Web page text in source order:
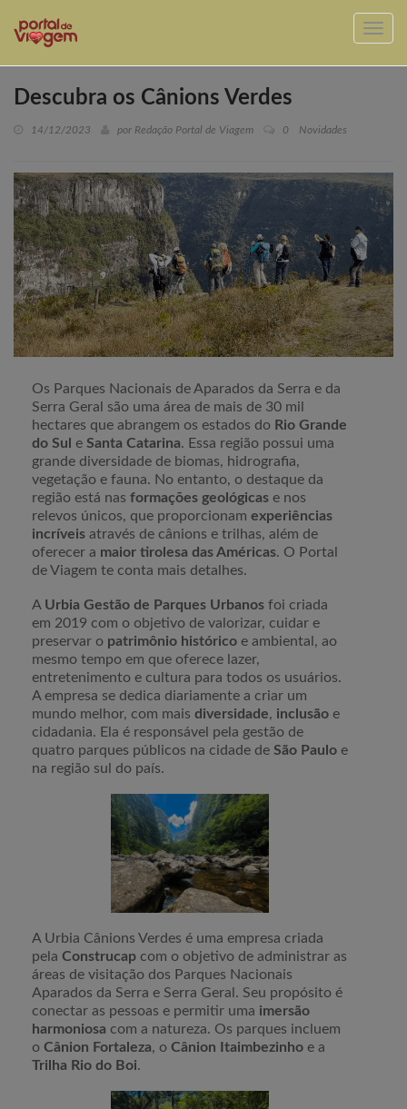
Descubra os Cânions Verdes
14/12/2023 por Redação Portal de Viagem 0 Novidades
Os Parques Nacionais de Aparados da Serra e da
Serra Geral são uma área de mais de 30 mil
hectares que abrangem os estados do Rio Grande
do Sul e Santa Catarina. Essa região possui uma
grande diversidade de biomas, hidrografia,
vegetação e fauna. No entanto, o destaque da
região está nas formações geológicas e nos
relevos únicos, que proporcionam experiências
incríveis através de cânions e trilhas, além de
oferecer a maior tirolesa das Américas. O Portal
de Viagem te conta mais detalhes.
A Urbia Gestão de Parques Urbanos foi criada
em 2019 com o objetivo de valorizar, cuidar e
preservar o patrimônio histórico e ambiental, ao
mesmo tempo em que oferece lazer,
entretenimento e cultura para todos os usuários.
A empresa se dedica diariamente a criar um
mundo melhor, com mais diversidade, inclusão e
cidadania. Ela é responsável pela gestão de
quatro parques públicos na cidade de São Paulo e
na região sul do país.
A Urbia Cânions Verdes é uma empresa criada
pela Construcap com o objetivo de administrar as
áreas de visitação dos Parques Nacionais
Aparados da Serra e Serra Geral. Seu propósito é
conectar as pessoas e permitir uma imersão
harmoniosa com a natureza. Os parques incluem
o Cânion Fortaleza, o Cânion Itaimbezinho e a
Trilha Rio do Boi.